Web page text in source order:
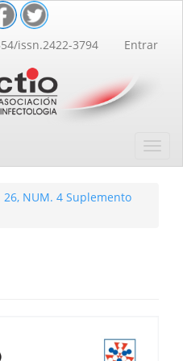
issn.2422-3794 Entrar
26, NUM. 4 Suplemento